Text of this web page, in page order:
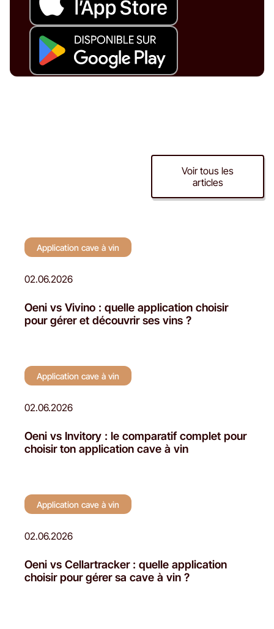
Voir tous les
articles
Application cave à vin
02.06.2026
Oeni vs Vivino : quelle application choisir
pour gérer et découvrir ses vins ?
Application cave à vin
02.06.2026
Oeni vs Invitory : le comparatif complet pour
choisir ton application cave à vin
Application cave à vin
02.06.2026
Oeni vs Cellartracker : quelle application
choisir pour gérer sa cave à vin ?